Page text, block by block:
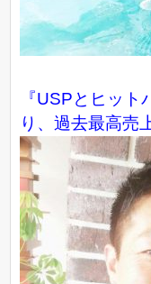
『USPとヒッ
り、過去最高売